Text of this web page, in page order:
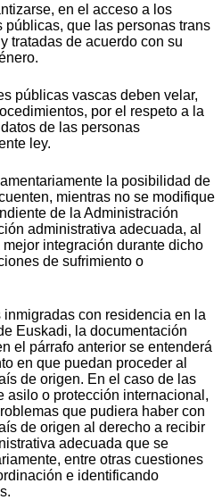
en el acceso a los
públicas, que las personas trans
tratadas de acuerdo con su
públicas vascas deben velar,
por el respeto a la
de las personas
ley.
la posibilidad de
mientras no se modifique
de la Administración
administrativa adecuada, al
integración durante dicho
de sufrimiento o
inmigradas con residencia en la
Euskadi, la documentación
el párrafo anterior se entenderá
en que puedan proceder al
de origen. En el caso de las
asilo o protección internacional,
que pudiera haber con
de origen al derecho a recibir
adecuada que se
entre otras cuestiones
e identificando